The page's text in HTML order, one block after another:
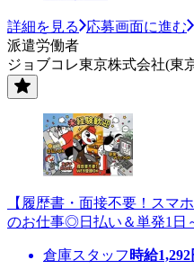
詳細を見る
応募画面に進む
派遣労働者
ジョブコレ東京株式会社(東
【履歴書・面接不要！スマ
のお仕事◎日払い＆単発1日
倉庫スタッフ 時給1,292